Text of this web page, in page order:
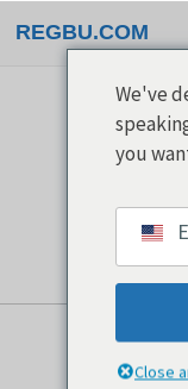
na
REGBU.COM
We've
you
Close